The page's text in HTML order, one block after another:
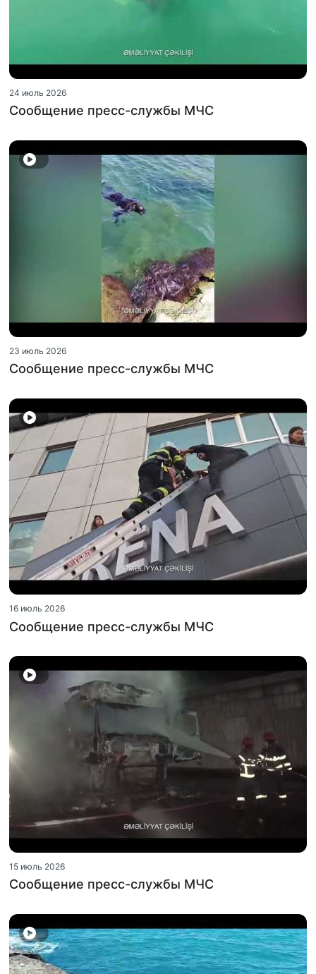
24 июль 2026
Сообщение пресс-службы МЧС
23 июль 2026
Сообщение пресс-службы МЧС
16 июль 2026
Сообщение пресс-службы МЧС
15 июль 2026
Сообщение пресс-службы МЧС